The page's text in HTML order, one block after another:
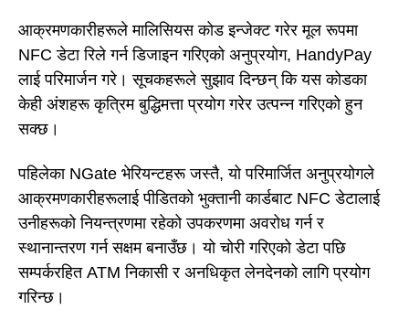
आक्रमणकारीहरूले मालिसियस कोड इन्जेक्ट गरेर मूल रूपमा
NFC डेटा रिले गर्न डिजाइन गरिएको अनुप्रयोग, HandyPay
लाई परिमार्जन गरे। सूचकहरूले सुझाव दिन्छन् कि यस कोडका
केही अंशहरू कृत्रिम बुद्धिमत्ता प्रयोग गरेर उत्पन्न गरिएको हुन
सक्छ।
पहिलेका NGate भेरियन्टहरू जस्तै, यो परिमार्जित अनुप्रयोगले
आक्रमणकारीहरूलाई पीडितको भुक्तानी कार्डबाट NFC डेटालाई
उनीहरूको नियन्त्रणमा रहेको उपकरणमा अवरोध गर्न र
स्थानान्तरण गर्न सक्षम बनाउँछ। यो चोरी गरिएको डेटा पछि
सम्पर्करहित ATM निकासी र अनधिकृत लेनदेनको लागि प्रयोग
गरिन्छ।